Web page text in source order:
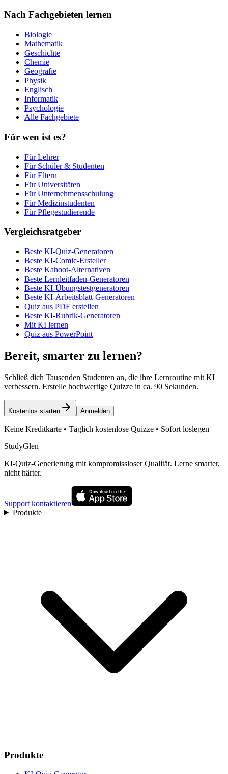
Nach Fachgebieten lernen
Biologie
Mathematik
Geschichte
Chemie
Geografie
Physik
Englisch
Informatik
Psychologie
Alle Fachgebiete
Für wen ist es?
Für Lehrer
Für Schüler & Studenten
Für Eltern
Für Universitäten
Für Unternehmensschulung
Für Medizinstudenten
Für Pflegestudierende
Vergleichsratgeber
Beste KI-Quiz-Generatoren
Beste KI-Comic-Ersteller
Beste Kahoot-Alternativen
Beste Lernleitfaden-Generatoren
Beste KI-Übungstestgeneratoren
Beste KI-Arbeitsblatt-Generatoren
Quiz aus PDF erstellen
Beste KI-Rubrik-Generatoren
Mit KI lernen
Quiz aus PowerPoint
Bereit, smarter zu lernen?
Schließ dich Tausenden Studenten an, die ihre Lernroutine mit KI
verbessern. Erstelle hochwertige Quizze in ca. 90 Sekunden.
Kostenlos starten Anmelden
Keine Kreditkarte • Täglich kostenlose Quizze • Sofort loslegen
StudyGlen
KI-Quiz-Generierung mit kompromissloser Qualität. Lerne smarter,
nicht härter.
Support kontaktieren
Produkte
Produkte